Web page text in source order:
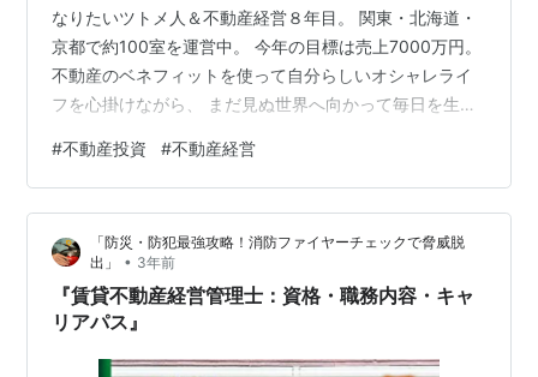
なりたいツトメ人＆不動産経営８年目。 関東・北海道・
京都で約100室を運営中。 今年の目標は売上7000万円。
不動産のベネフィットを使って自分らしいオシャレライ
フを心掛けながら、 まだ見ぬ世界へ向かって毎日を生き
と３日間となりました。 ワタシのツトメ先は、なんと期
末を重んじない会社だろうと思っておりまして、期末の
踏ん張りを会社ぐるみで阻害してきます。。。 明日も会
社行事がありまして、営業マンとしての意地とプライド
も、深い霧に飲まれて年中常夏のような気分になりま
す。こんな会社もあるんだあ…
#不動産投資 #不動産経営
「防災・防犯最強攻略！消防ファイヤーチェックで脅威脱
出」
• 3年前
『賃貸不動産経営管理士：資格・職務内容・キャ
リアパス』